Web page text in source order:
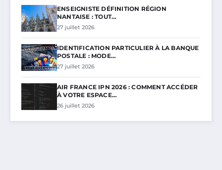
ENSEIGNISTE DÉFINITION RÉGION
NANTAISE : TOUT…
27 juillet 2026
IDENTIFICATION PARTICULIER À LA BANQUE
POSTALE : MODE…
27 juillet 2026
AIR FRANCE IPN 2026 : COMMENT ACCÉDER
À VOTRE ESPACE…
26 juillet 2026